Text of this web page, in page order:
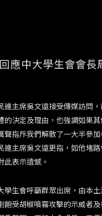
應中大學生會會長
連主席吳文遠接受傳媒訪問
的決定及理由，也強調如果
聲指斥我們解散了一大半參
連主席吳文遠更指，如他堵
此表示遺憾。
學生會呼籲群眾出席，由本
飽受胡椒噴霧攻擊的示威者